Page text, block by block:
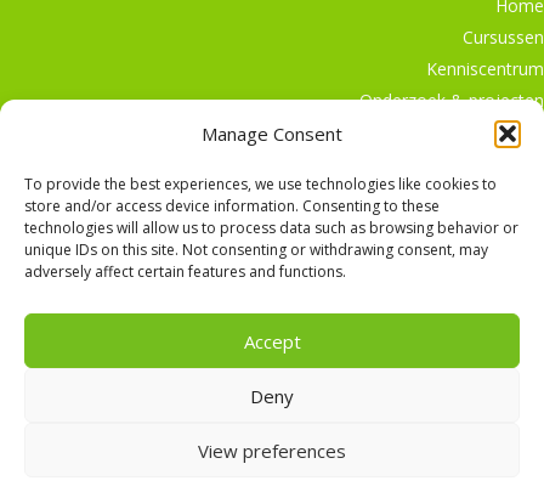
Manage Consent
To provide the best experiences, we use technologies like cookies to
store and/or access device information. Consenting to these
technologies will allow us to process data such as browsing behavior or
unique IDs on this site. Not consenting or withdrawing consent, may
adversely affect certain features and functions.
Accept
Deny
View preferences
Home
Cursussen
Kenniscentrum
Onderzoek & projecten
Doe mee
Nederlands
Copyright © 2026, Alle rechten voorbehouden,
Hedgehog Program